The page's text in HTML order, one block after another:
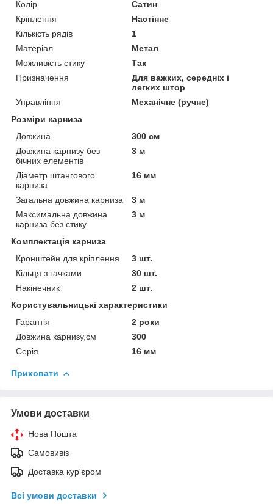
Колір
Сатин
Кріплення
Настінне
Кількість рядів
1
Матеріал
Метал
Можливість стику
Так
Призначення
Для важких, середніх і
легких штор
Управління
Механічне (ручне)
Розміри карниза
Довжина
300 см
Довжина карнизу без
бічних елементів
3 м
Діаметр штангового
карниза
16 мм
Загальна довжина карниза
3 м
Максимальна довжина
карниза без стику
3 м
Комплектація карниза
Кронштейн для кріплення
3 шт.
Кільця з гачками
30 шт.
Накінечник
2 шт.
Користувальницькі характеристики
Гарантія
2 роки
Довжина карнизу,см
300
Серія
16 мм
Приховати
Умови доставки
Нова Пошта
Самовивіз
Доставка кур'єром
Всі умови доставки